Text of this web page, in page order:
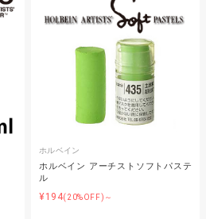
ホルベイン
ホルベイン アーチストソフトパステ
ル
¥194(20%OFF)～